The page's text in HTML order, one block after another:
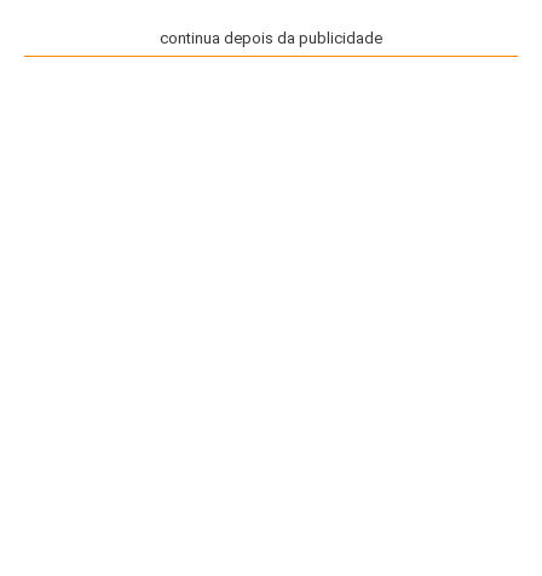
continua depois da publicidade